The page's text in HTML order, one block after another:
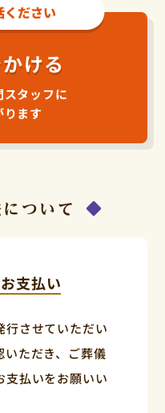
ください
スタッフに
ります
ける
ついて
支払い
行させていただい
いただき、ご葬儀
支払いをお願いい